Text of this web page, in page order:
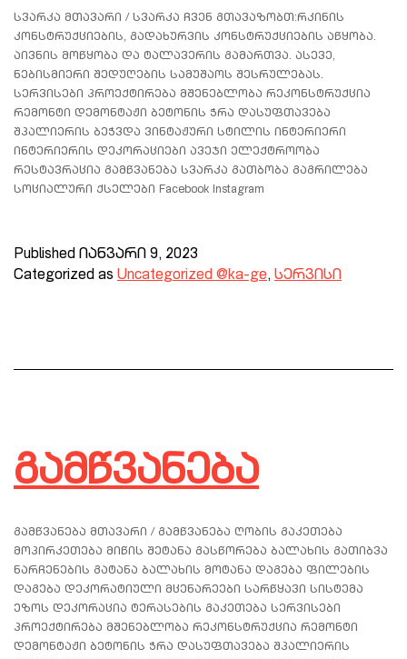
სვარკა მთავარი / სვარკა ჩვენ გთავაზობთ:რკინის
კონსტრუქციების, გადახურვის კონსტრუქციების აწყობა.
აივნის მოწყობა და ტალავერის გამართვა. ასევე,
ნებისმიერი შედუღების სამუშაოს შესრულებას.
სერვისები პროექტირება მშენებლობა რეკონსტრუქცია
რემონტი დემონტაჟი ბეტონის ჭრა დასუფთავება
შპალიერის ბეჭვდა ვინტაჟური სტილის ინტერიერი
ინტერიერის დეკორაციები ავეჯი ელექტროობა
რესტავრაცია გამწვანება სვარკა გათბობა გაგრილება
სოციალური ქსელები Facebook Instagram
Published იანვარი 9, 2023
Categorized as Uncategorized @ka-ge, სერვისი
გამწვანება
გამწვანება მთავარი / გამწვანება ღობის გაკეთება
მოპირკეთება მიწის შეტანა გასწორება ბალახის გათიბვა
ნარჩენების გატანა ბალახის მოტანა დაგება ფილების
დაგება დეკორატიული მცენარეები სარწყავი სისტემა
ეზოს დეკორაცია ტერასების გაკეთება სერვისები
პროექტირება მშენებლობა რეკონსტრუქცია რემონტი
დემონტაჟი ბეტონის ჭრა დასუფთავება შპალიერის